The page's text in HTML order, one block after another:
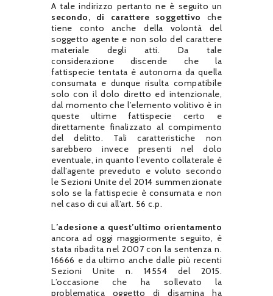
A tale indirizzo pertanto ne è seguito un
secondo, di carattere soggettivo che
tiene conto anche della volontà del
soggetto agente e non solo del carattere
materiale degli atti. Da tale
considerazione discende che la
fattispecie tentata è autonoma da quella
consumata e dunque risulta compatibile
solo con il dolo diretto ed intenzionale,
dal momento che l’elemento volitivo è in
queste ultime fattispecie certo e
direttamente finalizzato al compimento
del delitto. Tali caratteristiche non
sarebbero invece presenti nel dolo
eventuale, in quanto l’evento collaterale è
dall’agente preveduto e voluto secondo
le Sezioni Unite del 2014 summenzionate
solo se la fattispecie è consumata e non
nel caso di cui all’art. 56 c.p.
L’adesione a quest’ultimo orientamento
ancora ad oggi maggiormente seguito, è
stata ribadita nel 2007 con la sentenza n.
16666 e da ultimo anche dalle più recenti
Sezioni Unite n. 14554 del 2015.
L’occasione che ha sollevato la
problematica oggetto di disamina ha